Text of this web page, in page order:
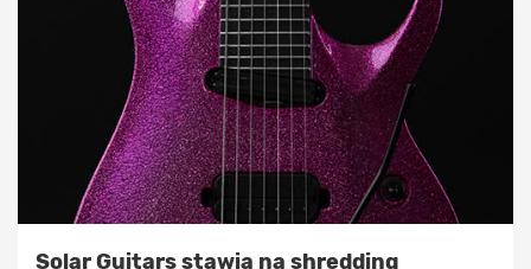
Solar Guitars stawia na shredding